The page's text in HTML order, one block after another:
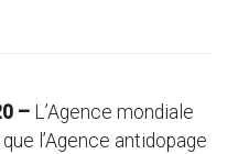
– L’Agence mondiale
l’Agence antidopage